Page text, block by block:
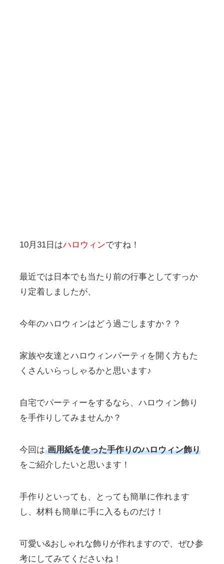
10月31日はハロウィンですね！
最近では日本でも当たり前の行事としてすっか
り定着しましたが、
今年のハロウィンはどう過ごしますか？？
家族や友達とハロウィンパーティを開く方もた
くさんいらっしゃるかと思います♪
自宅でパーティーをするなら、ハロウィン飾り
を手作りしてみませんか？
今回は画用紙を使った手作りのハロウィン飾り
をご紹介したいと思います！
手作りといっても、とっても簡単に作れます
し、材料も簡単に手に入るものだけ！
可愛い&おしゃれな飾りが作れますので、ぜひ参
考にしてみてくださいね！